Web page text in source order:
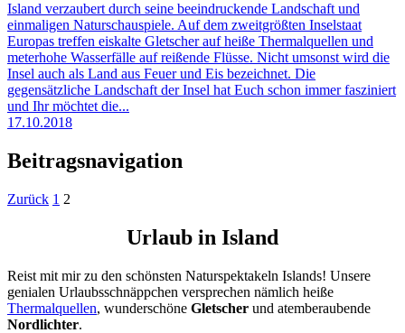
Island verzaubert durch seine beeindruckende Landschaft und
einmaligen Naturschauspiele. Auf dem zweitgrößten Inselstaat
Europas treffen eiskalte Gletscher auf heiße Thermalquellen und
meterhohe Wasserfälle auf reißende Flüsse. Nicht umsonst wird die
Insel auch als Land aus Feuer und Eis bezeichnet. Die
gegensätzliche Landschaft der Insel hat Euch schon immer fasziniert
und Ihr möchtet die...
17.10.2018
Beitragsnavigation
Zurück 1 2
Urlaub in Island
Reist mit mir zu den schönsten Naturspektakeln Islands! Unsere
genialen Urlaubsschnäppchen versprechen nämlich heiße
Thermalquellen, wunderschöne Gletscher und atemberaubende
Nordlichter.